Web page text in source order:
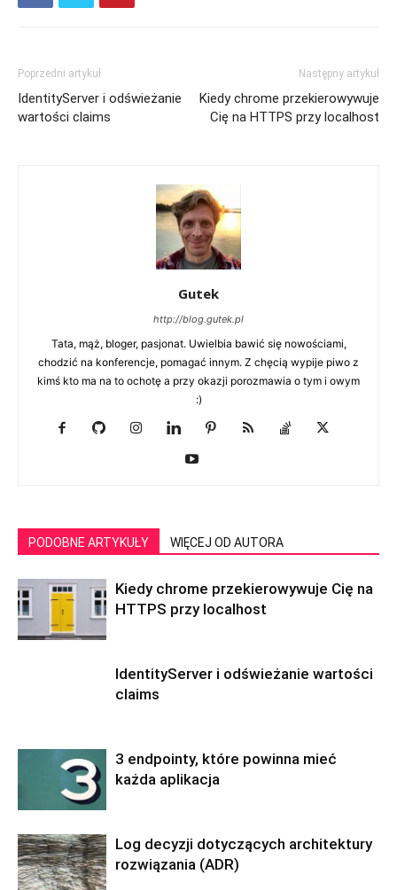
Poprzedni artykuł
IdentityServer i odświeżanie
wartości claims
Następny artykuł
Kiedy chrome przekierowywuje
Cię na HTTPS przy localhost
Gutek
http://blog.gutek.pl
Tata, mąż, bloger, pasjonat. Uwielbia bawić się nowościami,
chodzić na konferencje, pomagać innym. Z chęcią wypije piwo z
kimś kto ma na to ochotę a przy okazji porozmawia o tym i owym
:)
PODOBNE ARTYKUŁY WIĘCEJ OD AUTORA
Kiedy chrome przekierowywuje Cię na
HTTPS przy localhost
IdentityServer i odświeżanie wartości
claims
3 endpointy, które powinna mieć
każda aplikacja
Log decyzji dotyczących architektury
rozwiązania (ADR)